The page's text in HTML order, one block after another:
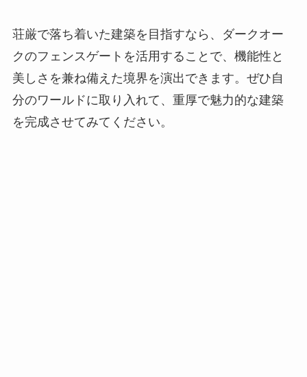
荘厳で落ち着いた建築を目指すなら、ダークオー
クのフェンスゲートを活用することで、機能性と
美しさを兼ね備えた境界を演出できます。ぜひ自
分のワールドに取り入れて、重厚で魅力的な建築
を完成させてみてください。